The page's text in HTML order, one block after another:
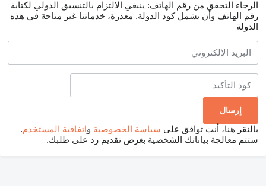
الرجاء التحقق من رقم الهاتف: ينبغي الالتزام بالتنسيق الدولي لكتابة
رقم الهاتف وأن يشمل كود الدولة. معذرة، خدماتنا غير متاحة في هذه
الدولة
بالنقر هنا، أنت توافق على سياسة الخصوصية واتفاقية المستخدم.
ستتم معالجة بياناتك الشخصية بغرض تقديم رد على طلبك.